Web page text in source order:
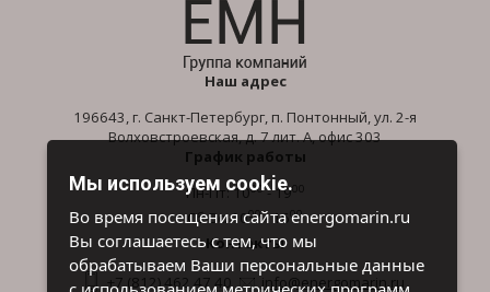
Наш адрес
196643, г. Санкт-Петербург, п. Понтонный, ул. 2-я
Волховстроевская, д. 7 лит. А, офис 303
График работы
Пн-Пт: 1000- 1900
Сб-Вс: 1000- 1600
Контакты
+7 (812) 462 47 40 info@energomarin.ru
Мы используем cookie.
Во время посещения сайта energomarin.ru
Вы соглашаетесь с тем, что мы
обрабатываем Ваши персональные данные